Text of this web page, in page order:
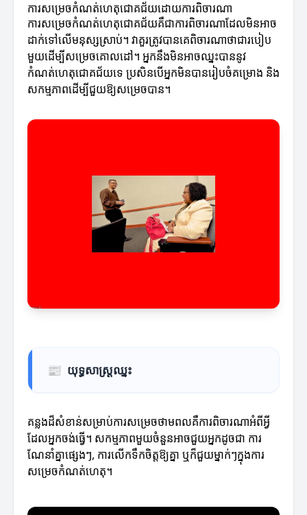
ការសម្រេចកំណត់ហេតុជោគជ័យដោយការពិចារណា
ការសម្រេចកំណត់ហេតុជោគជ័យគឺជាការពិចារណាដែលមិនអាច
ដាក់ទៅលើមនុស្សស្រាប់។ វាគួរត្រូវបានគេពិចារណាថាជារបៀប
មួយដើម្បីសម្រេចគោលដៅ។ អ្នកនឹងមិនអាចឈ្នះបាននូវ
កំណត់ហេតុជោគជ័យទេ ប្រសិនបើអ្នកមិនបានរៀបចំគម្រោង និង
សកម្មភាពដើម្បីជួយឱ្យសម្រេចបាន។
📰 យុទ្ធសាស្រ្តឈ្នះ
គន្លងដ៏សំខាន់សម្រាប់ការសម្រេចថាមពលគឺការពិចារណាអំពីអ្វី
ដែលអ្នកចង់ធ្វើ។ សកម្មភាពមួយចំនួនអាចជួយអ្នកដូចជា ការ
ណែនាំគ្នាផ្សេងៗ, ការលើកទឹកចិត្តឱ្យគ្នា ឬក៏​ជួយម្នាក់ៗក្នុងការ
សម្រេចកំណត់ហេតុ។